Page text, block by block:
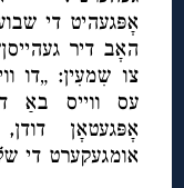
אָפּגעהיט די
האָב דיר
צו שִמעִין: „דו
עס ווייס באַ
אָפּגעטאָן
אומגעקערט די